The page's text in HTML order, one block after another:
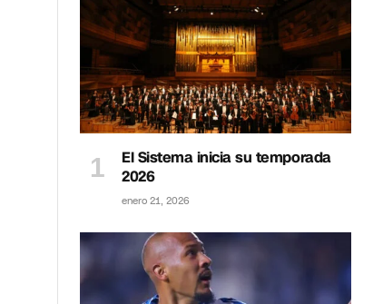
El Sistema inicia su temporada
2026
enero 21, 2026